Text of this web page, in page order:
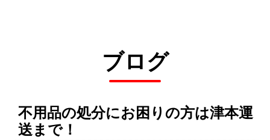
ブログ
不用品の処分にお困りの方は津本運
送まで！